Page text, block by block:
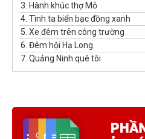
3. Hành khúc thợ Mỏ
4. Tình ta biển bạc đồng xanh
5. Xe đêm trên công trường
6. Đêm hội Hạ Long
7. Quảng Ninh quê tôi